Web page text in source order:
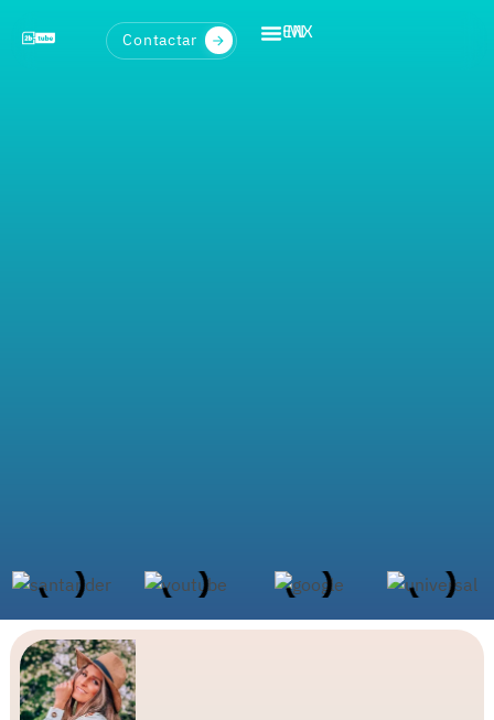
Contactar EN
MX